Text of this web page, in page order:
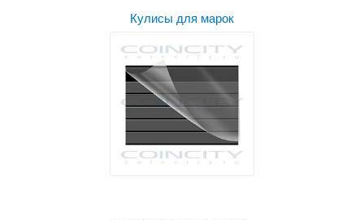
Кулисы для марок